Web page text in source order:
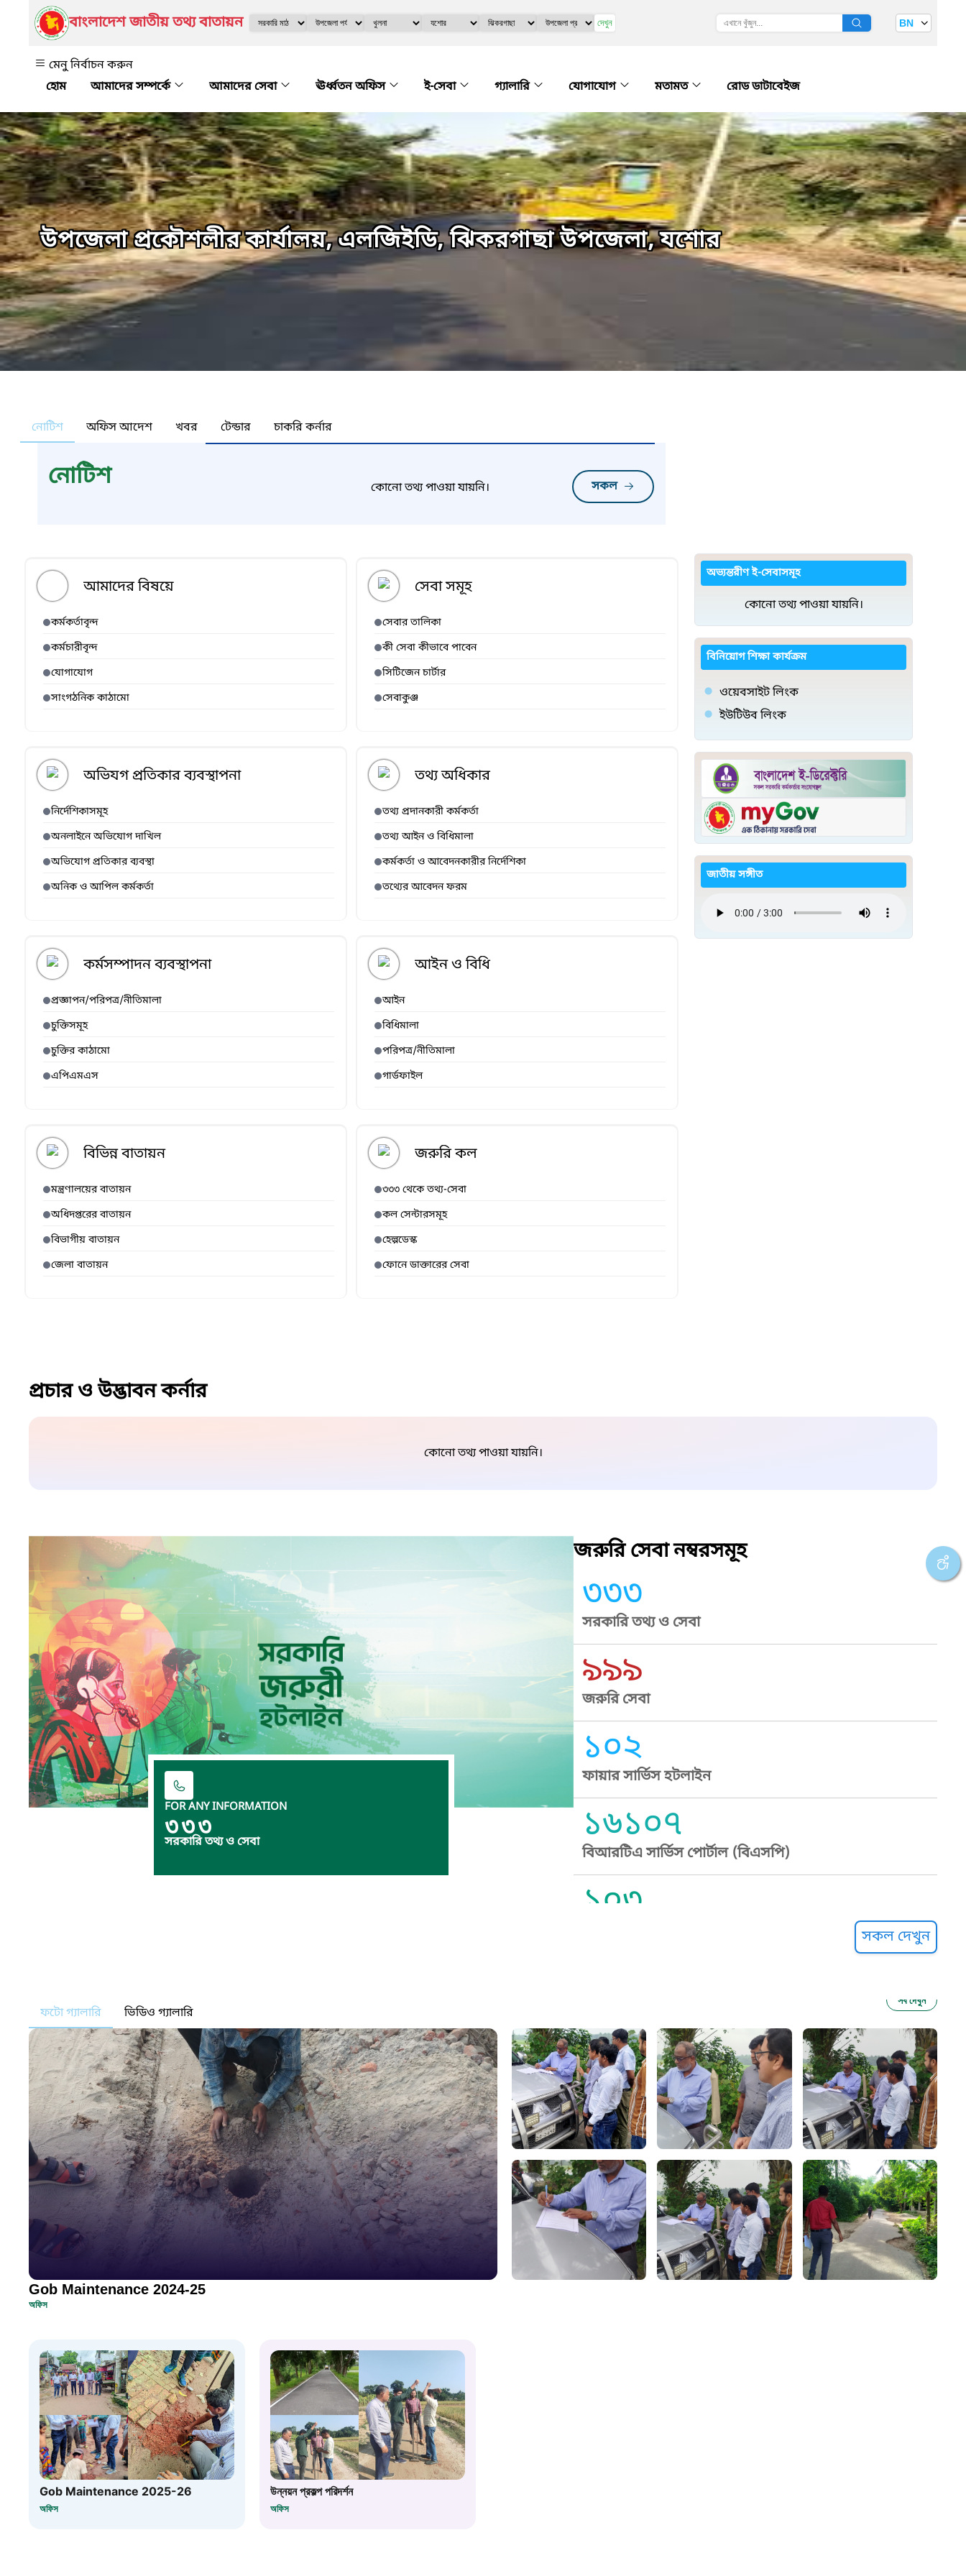
বাংলাদেশ জাতীয় তথ্য বাতায়ন দেখুন BN
মেনু নির্বাচন করুন
আমাদের সম্পর্কে
আমাদের সেবা ঊর্ধ্বতন অফিস ই-সেবা গ্যালারি যোগাযোগ মতামত রোড ডাটাবেইজ
উপজেলা প্রকৌশলীর কার্যালয়, এলজিইডি, ঝিকরগাছা উপজেলা, যশোর
নোটিশ অফিস আদেশ খবর টেন্ডার চাকরি কর্নার
নোটিশ সকল
কোনো তথ্য পাওয়া যায়নি।
আমাদের বিষয়ে
কর্মকর্তাবৃন্দ
কর্মচারীবৃন্দ
যোগাযোগ
সাংগঠনিক কাঠামো
সেবা সমূহ
সেবার তালিকা
কী সেবা কীভাবে পাবেন
সিটিজেন চার্টার
সেবাকুঞ্জ
অভিযগ প্রতিকার ব্যবস্থাপনা
নির্দেশিকাসমূহ
অনলাইনে অভিযোগ দাখিল
অভিযোগ প্রতিকার ব্যবস্থা
অনিক ও আপিল কর্মকর্তা
তথ্য অধিকার
তথ্য প্রদানকারী কর্মকর্তা
তথ্য আইন ও বিধিমালা
কর্মকর্তা ও আবেদনকারীর নির্দেশিকা
তথ্যের আবেদন ফরম
কর্মসম্পাদন ব্যবস্থাপনা
প্রজ্ঞাপন/পরিপত্র/নীতিমালা
চুক্তিসমূহ
চুক্তির কাঠামো
এপিএমএস
আইন ও বিধি
আইন
বিধিমালা
পরিপত্র/নীতিমালা
গার্ডফাইল
বিভিন্ন বাতায়ন
মন্ত্রণালয়ের বাতায়ন
অধিদপ্তরের বাতায়ন
বিভাগীয় বাতায়ন
জেলা বাতায়ন
জরুরি কল
৩৩৩ থেকে তথ্য-সেবা
কল সেন্টারসমূহ
হেল্পডেস্ক
ফোনে ডাক্তারের সেবা
অভ্যন্তরীণ ই-সেবাসমূহ
কোনো তথ্য পাওয়া যায়নি।
বিনিয়োগ শিক্ষা কার্যক্রম
ওয়েবসাইট লিংক
ইউটিউব লিংক
জাতীয় সঙ্গীত
প্রচার ও উদ্ভাবন কর্নার
কোনো তথ্য পাওয়া যায়নি।
FOR ANY INFORMATION
৩৩৩
সরকারি তথ্য ও সেবা
জরুরি সেবা নম্বরসমূহ
৩৩৩
সরকারি তথ্য ও সেবা
৯৯৯
জরুরি সেবা
১০২
ফায়ার সার্ভিস হটলাইন
১৬১০৭
বিআরটিএ সার্ভিস পোর্টাল (বিএসপি)
১০৩
১০৬
দুদক
১০২
দুর্যোগের আগাম বার্তা
১৬১২২
স্মার্ট ভূমি সেবা
১০৯৮
সকল দেখুন
ফটো গ্যালারি ভিডিও গ্যালারি
সব দেখুন
Gob Maintenance 2024-25
অফিস
Gob Maintenance 2025-26
অফিস
উন্নয়ন প্রকল্প পরিদর্শন
অফিস